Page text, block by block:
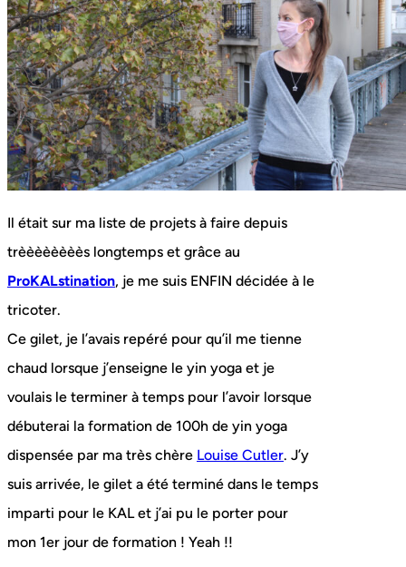
Il était sur ma liste de projets à faire depuis
trèèèèèèèès longtemps et grâce au
ProKALstination, je me suis ENFIN décidée à le
tricoter.
Ce gilet, je l’avais repéré pour qu’il me tienne
chaud lorsque j’enseigne le yin yoga et je
voulais le terminer à temps pour l’avoir lorsque
débuterai la formation de 100h de yin yoga
dispensée par ma très chère Louise Cutler. J’y
suis arrivée, le gilet a été terminé dans le temps
imparti pour le KAL et j’ai pu le porter pour
mon 1er jour de formation ! Yeah !!